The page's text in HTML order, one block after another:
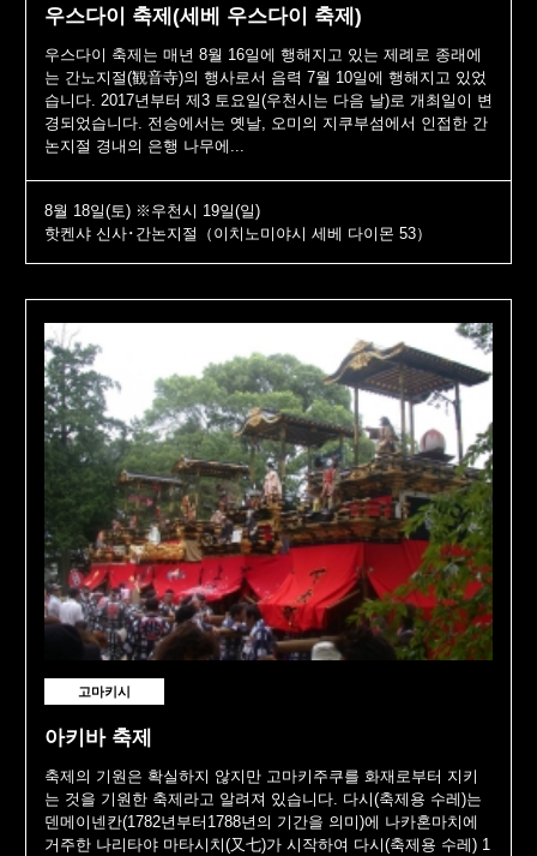
우스다이 축제(세베 우스다이 축제)
우스다이 축제는 매년 8월 16일에 행해지고 있는 제례로 종래에
는 간노지절(観音寺)의 행사로서 음력 7월 10일에 행해지고 있었
습니다. 2017년부터 제3 토요일(우천시는 다음 날)로 개최일이 변
경되었습니다. 전승에서는 옛날, 오미의 지쿠부섬에서 인접한 간
논지절 경내의 은행 나무에...
8월 18일(토) ※우천시 19일(일)
핫켄샤 신사･간논지절（이치노미야시 세베 다이몬 53）
고마키시
아키바 축제
축제의 기원은 확실하지 않지만 고마키주쿠를 화재로부터 지키
는 것을 기원한 축제라고 알려져 있습니다. 다시(축제용 수레)는
덴메이넨칸(1782년부터1788년의 기간을 의미)에 나카혼마치에
거주한 나리타야 마타시치(又七)가 시작하여 다시(축제용 수레) 1